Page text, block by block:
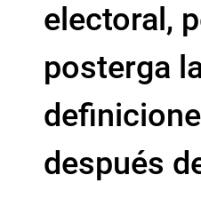
electoral,
posterga
después